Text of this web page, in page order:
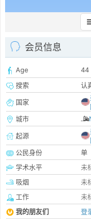
会员信息
Age
44
搜索
认
国家
城市
起源
公民身份
单
学术水平
未
吸烟
未
工作
未
我的朋友们
登